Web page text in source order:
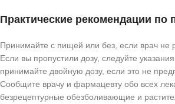
Практические рекомендации по
Принимайте с пищей или без, если врач не
Если вы пропустили дозу, следуйте
принимайте двойную дозу, если это не
Сообщите врачу и фармацевту обо всех
безрецептурные обезболивающие и